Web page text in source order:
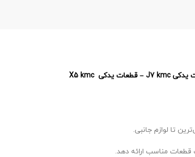
قطعات مناسب ارائه دهد.